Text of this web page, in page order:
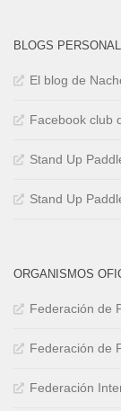
BLOGS
El blog de
Facebook club
Stand Up
Stand Up
ORGANISMOS
Federación de
Federación de
Federación